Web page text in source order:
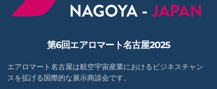
第6回エアロマート名古屋2025
エアロマート名古屋は航空宇宙産業におけるビジネスチャン
スを拡げる国際的な展示商談会です。